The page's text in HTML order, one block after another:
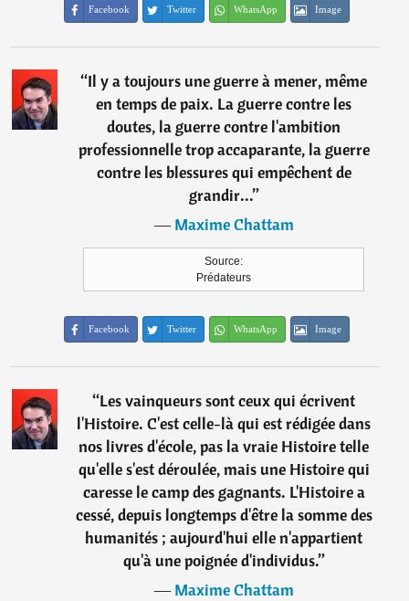
Facebook Twitter WhatsApp Image
“Il y a toujours une guerre à mener, même
en temps de paix. La guerre contre les
doutes, la guerre contre l'ambition
professionnelle trop accaparante, la guerre
contre les blessures qui empêchent de
grandir...”
―Maxime Chattam
Source:
Prédateurs
Facebook Twitter WhatsApp Image
“Les vainqueurs sont ceux qui écrivent
l'Histoire. C'est celle-là qui est rédigée dans
nos livres d'école, pas la vraie Histoire telle
qu'elle s'est déroulée, mais une Histoire qui
caresse le camp des gagnants. L'Histoire a
cessé, depuis longtemps d'être la somme des
humanités ; aujourd'hui elle n'appartient
qu'à une poignée d'individus.”
―Maxime Chattam